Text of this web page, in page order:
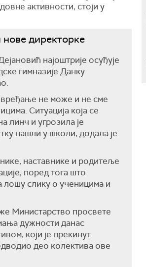
активности, стоји у
директорке
најоштрије осуђује
гимназије Данку
не може и не сме
Ситуација која се
линч и угрозила је
нашли у школи, додала је
наставнике и родитеље
поред тога што
лошу слику о ученицима и
Министарство просвете
дужности данас
који је прекинут
део колектива ове